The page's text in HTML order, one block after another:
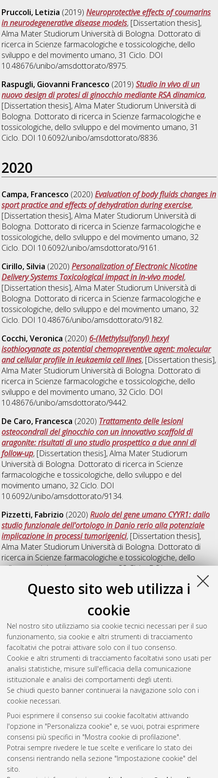
Questo sito web utilizza i
cookie
Nel nostro sito utilizziamo sia cookie tecnici necessari per il suo
funzionamento, sia cookie e altri strumenti di tracciamento
facoltativi che potrai attivare solo con il tuo consenso.
Cookie e altri strumenti di tracciamento facoltativi sono usati per
analisi statistiche, misure sull'efficacia della comunicazione
istituzionale e analisi dei comportamenti degli utenti.
Se chiudi questo banner continuerai la navigazione solo con i
cookie necessari.
Puoi esprimere il consenso sui cookie facoltativi attivando
l'opzione in "Personalizza cookie" e, se vuoi, potrai esprimere
consensi più specifici in "Mostra cookie di profilazione".
Potrai sempre rivedere le tue scelte e verificare lo stato dei
consensi rientrando nella sezione "Impostazione cookie" del
sito.
Pruccoli, Letizia (2019)Neuroprotective effects of coumarins
in neurodegenerative disease models, [Dissertation thesis],
Alma Mater Studiorum Università di Bologna. Dottorato di
ricerca in Scienze farmacologiche e tossicologiche, dello
sviluppo e del movimento umano, 31 Ciclo. DOI
10.48676/unibo/amsdottorato/8975.
Raspugli, Giovanni Francesco (2019)Studio in vivo di un
nuovo design di protesi di ginocchio mediante RSA dinamica,
[Dissertation thesis], Alma Mater Studiorum Università di
Bologna. Dottorato di ricerca in Scienze farmacologiche e
tossicologiche, dello sviluppo e del movimento umano, 31
Ciclo. DOI 10.6092/unibo/amsdottorato/8836.
2020
Campa, Francesco (2020)Evaluation of body fluids changes in
sport practice and effects of dehydration during exercise,
[Dissertation thesis], Alma Mater Studiorum Università di
Bologna. Dottorato di ricerca in Scienze farmacologiche e
tossicologiche, dello sviluppo e del movimento umano, 32
Ciclo. DOI 10.6092/unibo/amsdottorato/9161.
Cirillo, Silvia (2020)Personalization of Electronic Nicotine
Delivery Systems Toxicological impact in in-vivo model,
[Dissertation thesis], Alma Mater Studiorum Università di
Bologna. Dottorato di ricerca in Scienze farmacologiche e
tossicologiche, dello sviluppo e del movimento umano, 32
Ciclo. DOI 10.48676/unibo/amsdottorato/9182.
Cocchi, Veronica (2020) 6-(Methylsulfonyl) hexyl
isothiocyanate as potential chemopreventive agent: molecular
and cellular profile in leukaemia cell lines, [Dissertation thesis],
Alma Mater Studiorum Università di Bologna. Dottorato di
ricerca in Scienze farmacologiche e tossicologiche, dello
sviluppo e del movimento umano, 32 Ciclo. DOI
10.48676/unibo/amsdottorato/9442.
De Caro, Francesca (2020) Trattamento delle lesioni
osteocondrali del ginocchio con un innovativo scaffold di
aragonite: risultati di uno studio prospettico a due anni di
follow-up, [Dissertation thesis], Alma Mater Studiorum
Università di Bologna. Dottorato di ricerca in Scienze
farmacologiche e tossicologiche, dello sviluppo e del
movimento umano, 32 Ciclo. DOI
10.6092/unibo/amsdottorato/9134.
Pizzetti, Fabrizio (2020)Ruolo del gene umano CYYR1: dallo
studio funzionale dell'ortologo in Danio rerio alla potenziale
implicazione in processi tumorigenici, [Dissertation thesis],
Alma Mater Studiorum Università di Bologna. Dottorato di
ricerca inScienze farmacologiche e tossicologiche, dello
sviluppo e del movimento umano, 32 Ciclo. DOI
Totti, Valentina (2020) Exercise and sport for health in solid
organ transplant recipients, [Dissertation thesis], Alma Mater
Studiorum Università di Bologna. Dottorato di ricerca in
Scienze farmacologiche e tossicologiche, dello sviluppo e del
movimento umano , 31 Ciclo. DOI
10.6092/unibo/amsdottorato/9222.
Questa lista e' stata generata ilFri Aug 7 20:48:19 2026 CEST
Atom
Rss 1.0
Rss 2.0